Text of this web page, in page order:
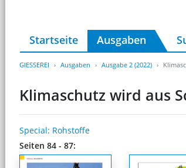
Startseite Ausgaben
GIESSEREI Ausgaben Ausgabe 2 (2022)
Klimaschutz wird aus
Special: Rohstoffe
Seiten 84 - 87: